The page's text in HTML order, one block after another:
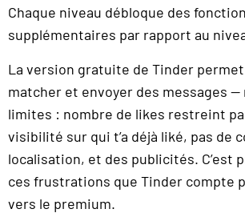
Chaque niveau débloque des
supplémentaires par rapport au
La version gratuite de Tinder
matcher et envoyer des messages —
limites : nombre de likes restreint
visibilité sur qui t’a déjà liké, pas de
localisation, et des publicités. C’est
ces frustrations que Tinder compte
vers le premium.